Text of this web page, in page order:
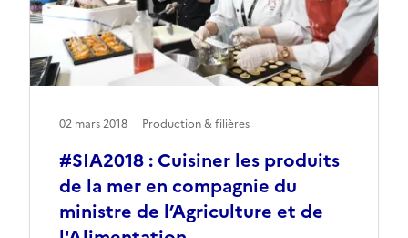
#SIA2018 : Cuisiner les produits
de la mer en compagnie du
ministre de l’Agriculture et de
02 mars 2018 Production & filières